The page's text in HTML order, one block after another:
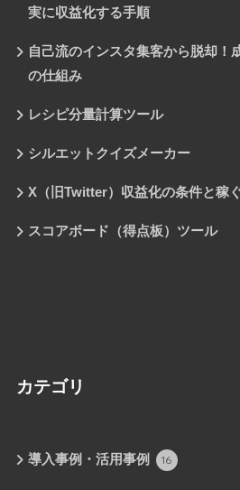
実に収益化する手順
自己流のインスタ集客から脱却！
の仕組み
レシピ分量計算ツール
シルエットクイズメーカー
X（旧Twitter）収益化の条件と稼
スコアボード（得点板）ツール
カテゴリ
導入事例・活用事例 16